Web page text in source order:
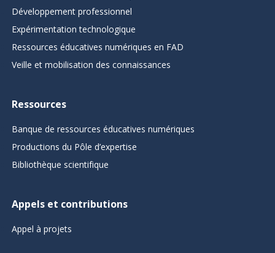
Développement professionnel
Expérimentation technologique
Ressources éducatives numériques en FAD
Veille et mobilisation des connaissances
Ressources
Banque de ressources éducatives numériques
Productions du Pôle d’expertise
Bibliothèque scientifique
Appels et contributions
Appel à projets